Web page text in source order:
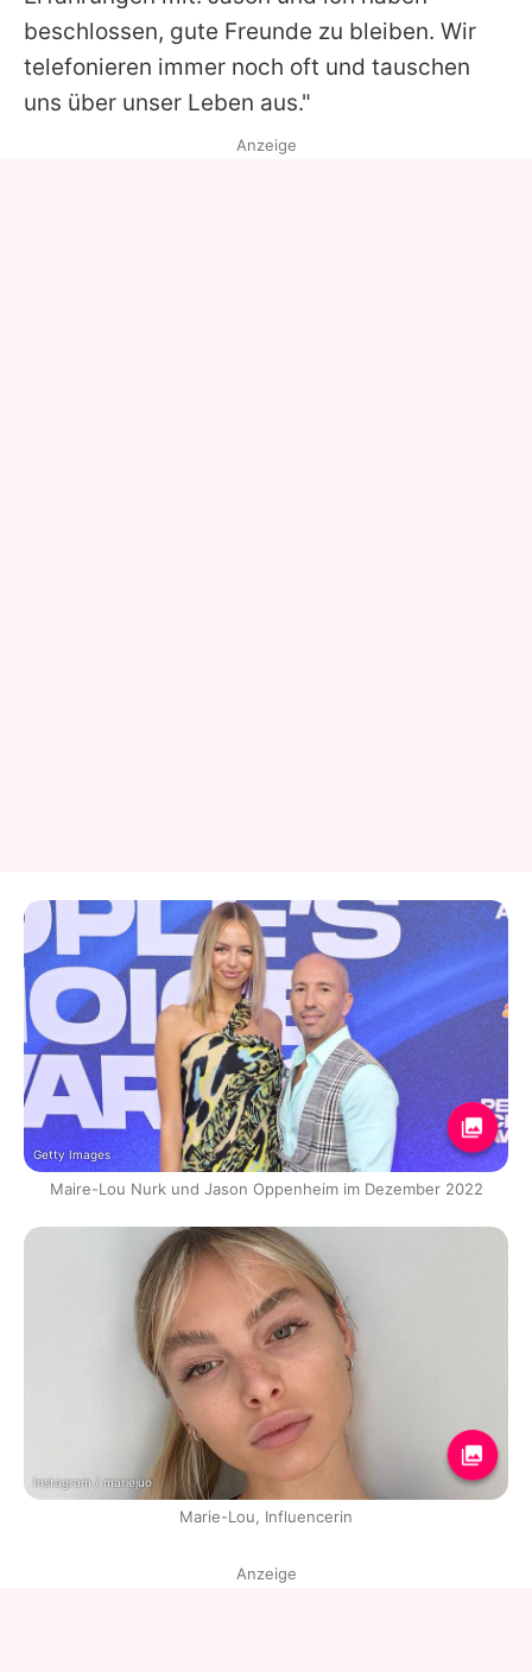
beschlossen, gute Freunde zu bleiben. Wir
telefonieren immer noch oft und tauschen
uns über unser Leben aus."
Anzeige
Getty Images
Maire-Lou Nurk und Jason Oppenheim im Dezember 2022
Instagram / mariejuo
Marie-Lou, Influencerin
Anzeige